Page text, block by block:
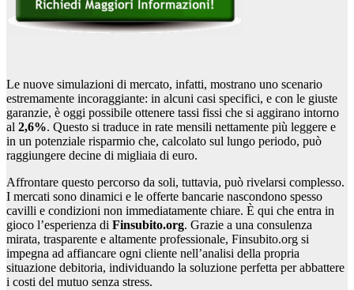
Le nuove simulazioni di mercato, infatti, mostrano uno scenario
estremamente incoraggiante: in alcuni casi specifici, e con le giuste
garanzie, è oggi possibile ottenere tassi fissi che si aggirano intorno
al 2,6%. Questo si traduce in rate mensili nettamente più leggere e
in un potenziale risparmio che, calcolato sul lungo periodo, può
raggiungere decine di migliaia di euro.
Affrontare questo percorso da soli, tuttavia, può rivelarsi complesso.
I mercati sono dinamici e le offerte bancarie nascondono spesso
cavilli e condizioni non immediatamente chiare. È qui che entra in
gioco l’esperienza di Finsubito.org. Grazie a una consulenza
mirata, trasparente e altamente professionale, Finsubito.org si
impegna ad affiancare ogni cliente nell’analisi della propria
situazione debitoria, individuando la soluzione perfetta per abbattere
i costi del mutuo senza stress.